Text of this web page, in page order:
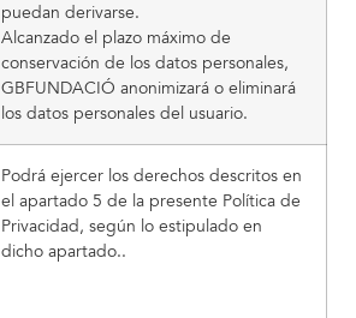
puedan derivarse.
Alcanzado el plazo máximo de
conservación de los datos personales,
GBFUNDACIÓ anonimizará o eliminará
los datos personales del usuario.
Podrá ejercer los derechos descritos en
el apartado 5 de la presente Política de
Privacidad, según lo estipulado en
dicho apartado..